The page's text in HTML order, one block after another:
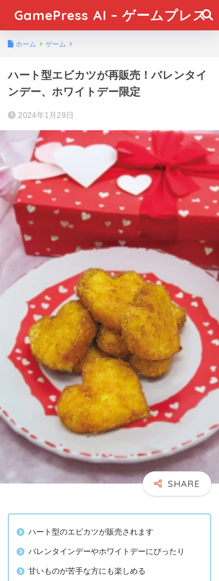
GamePress AI – ゲームプレス
ホーム ゲーム
ハート型エビカツが再販売！バレンタイ
ンデー、ホワイトデー限定
2024年1月29日
ハート型のエビカツが販売されます
バレンタインデーやホワイトデーにぴったり
甘いものが苦手な方にも楽しめる